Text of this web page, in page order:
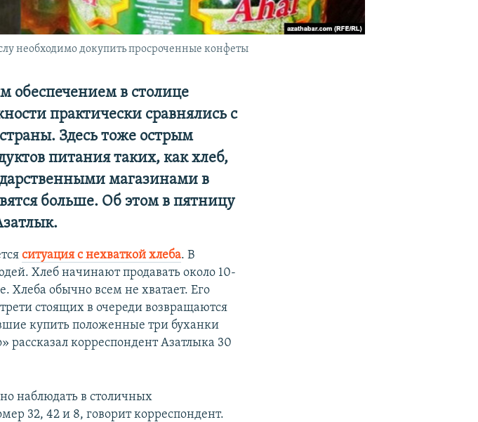
необходимо докупить просроченные конфеты
обеспечением в столице
практически сравнялись с
Здесь тоже острым
питания таких, как хлеб,
магазинами в
больше. Об этом в пятницу
ситуация с нехваткой хлеба. В
Хлеб начинают продавать около 10-
Хлеба обычно всем не хватает. Его
стоящих в очереди возвращаются
купить положенные три буханки
рассказал корреспондент Азатлыка 30
наблюдать в столичных
32, 42 и 8, говорит корреспондент.